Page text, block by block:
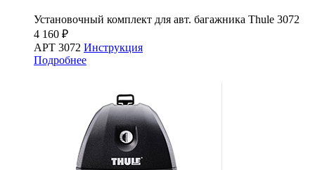
Установочный комплект для авт. багажника Thule 3072
4 160 ₽
АРТ 3072 Инструкция
Подробнее